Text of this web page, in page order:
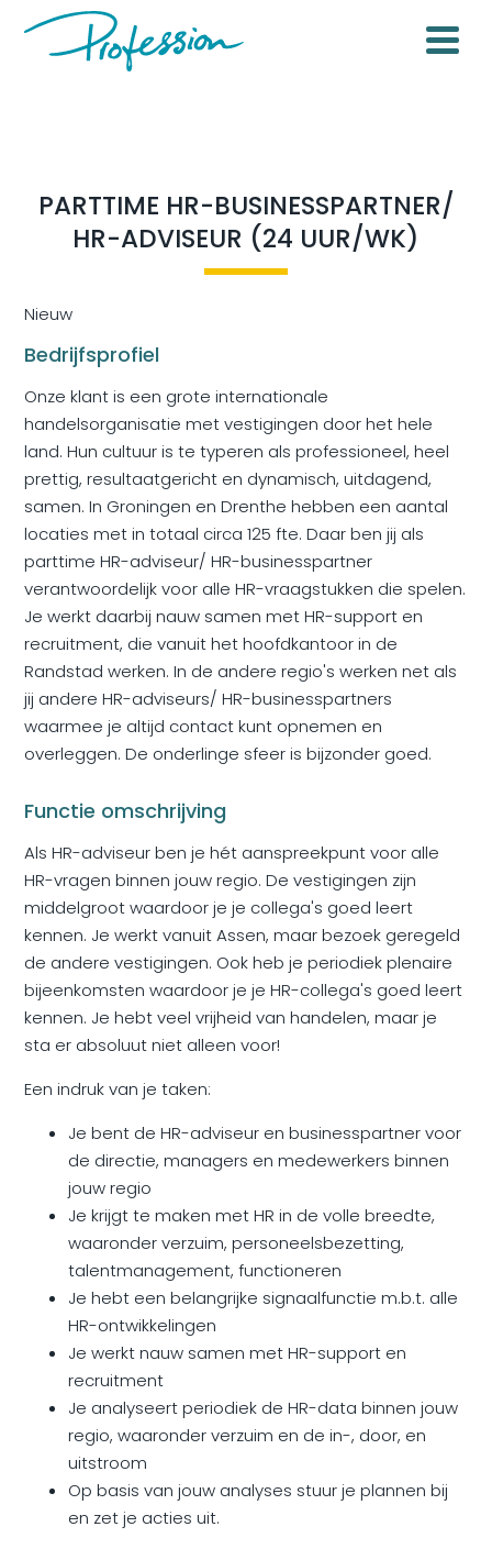
PARTTIME HR-BUSINESSPARTNER/
HR-ADVISEUR (24 UUR/WK)
Nieuw
Bedrijfsprofiel
Onze klant is een grote internationale
handelsorganisatie met vestigingen door het hele
land. Hun cultuur is te typeren als professioneel, heel
prettig, resultaatgericht en dynamisch, uitdagend,
samen. In Groningen en Drenthe hebben een aantal
locaties met in totaal circa 125 fte. Daar ben jij als
parttime HR-adviseur/ HR-businesspartner
verantwoordelijk voor alle HR-vraagstukken die spelen.
Je werkt daarbij nauw samen met HR-support en
recruitment, die vanuit het hoofdkantoor in de
Randstad werken. In de andere regio's werken net als
jij andere HR-adviseurs/ HR-businesspartners
waarmee je altijd contact kunt opnemen en
overleggen. De onderlinge sfeer is bijzonder goed.
Functie omschrijving
Als HR-adviseur ben je hét aanspreekpunt voor alle
HR-vragen binnen jouw regio. De vestigingen zijn
middelgroot waardoor je je collega's goed leert
kennen. Je werkt vanuit Assen, maar bezoek geregeld
de andere vestigingen. Ook heb je periodiek plenaire
bijeenkomsten waardoor je je HR-collega's goed leert
kennen. Je hebt veel vrijheid van handelen, maar je
sta er absoluut niet alleen voor!
Een indruk van je taken:
Je bent de HR-adviseur en businesspartner voor
de directie, managers en medewerkers binnen
jouw regio
Je krijgt te maken met HR in de volle breedte,
waaronder verzuim, personeelsbezetting,
talentmanagement, functioneren
Je hebt een belangrijke signaalfunctie m.b.t. alle
HR-ontwikkelingen
Je werkt nauw samen met HR-support en
recruitment
Je analyseert periodiek de HR-data binnen jouw
regio, waaronder verzuim en de in-, door, en
uitstroom
Op basis van jouw analyses stuur je plannen bij
en zet je acties uit.